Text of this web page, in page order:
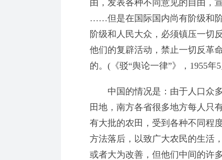
由，发表各种不同意见的自由，
……但是在国际国内尚有阶级和
阶级和人民大众，必须镇压一切
他们的复辟活动，禁止一切反革
的。(《驳“舆论一律”》，1955年
中国的情况是：由于人口众多
田地，南方各省很多地方每人只
有大批的农田，受到各种不同程
方法落后，以致广大农民的生活
或者大为改善，但他们中间的许